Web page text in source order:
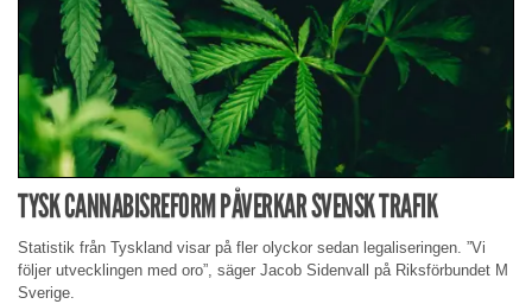
TYSK CANNABISREFORM PÅVERKAR SVENSK TRAFIK
Statistik från Tyskland visar på fler olyckor sedan legaliseringen. ”Vi
följer utvecklingen med oro”, säger Jacob Sidenvall på Riksförbundet M
Sverige.